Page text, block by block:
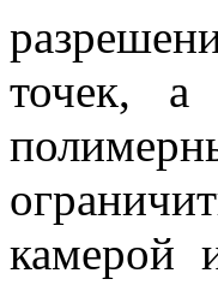
точек,
камерой